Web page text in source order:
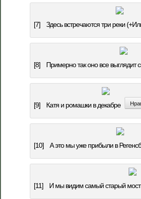
[7] Здесь встречаются три реки
[8] Примерно так оно все выглядит
[9] Катя и ромашки в декабре
[10] А это мы уже прибыли в
[11] И мы видим самый старый